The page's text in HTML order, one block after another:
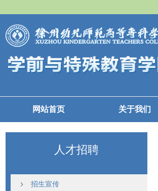
网站首页 关于我们
人才招聘
招生宣传